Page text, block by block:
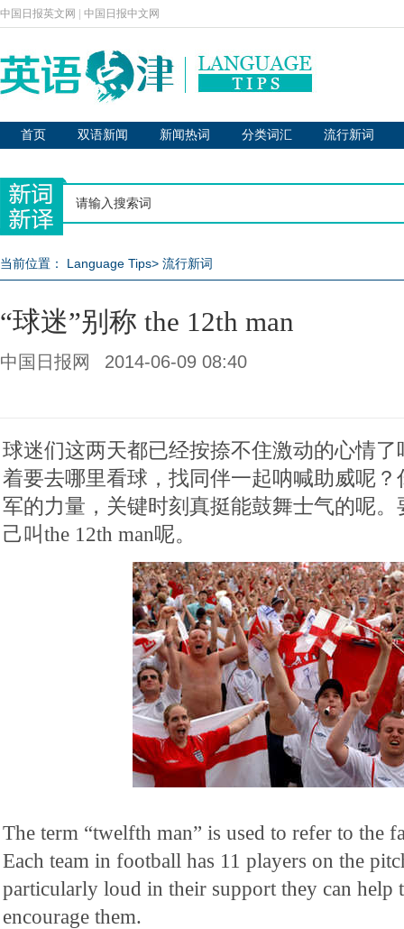
中国日报英文网 中国日报中文网
首页 双语新闻 新闻热词 分类词汇 流行新词
当前位置： Language Tips> 流行新词
“球迷”别称 the 12th man
中国日报网 2014-06-09 08:40
球迷们这两天都已经按捺不住激动的心情
着要去哪里看球，找同伴一起呐喊助威呢
军的力量，关键时刻真挺能鼓舞士气的呢
己叫the 12th man呢。
The term “twelfth man” is used to refer to the
Each team in football has 11 players on the
particularly loud in their support they can help
encourage them.